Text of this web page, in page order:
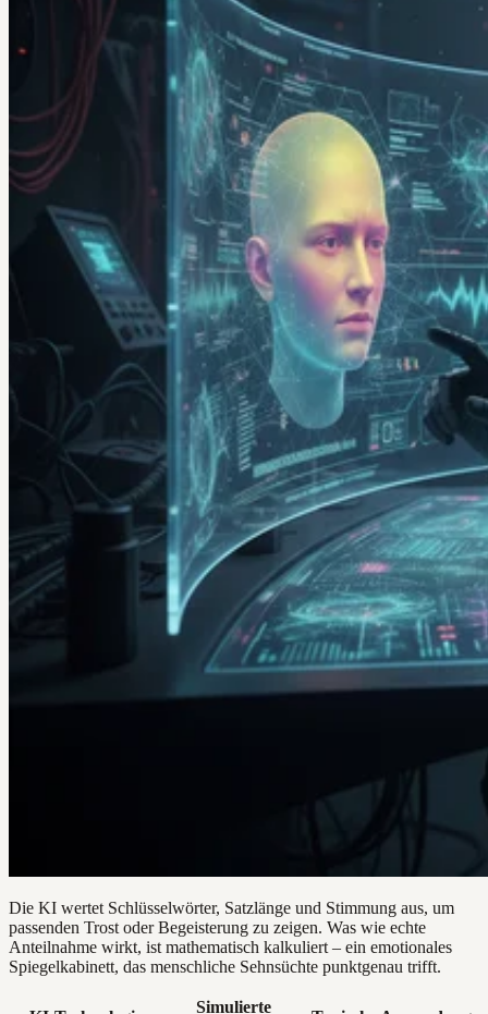
Die KI wertet Schlüsselwörter, Satzlänge und Stimmung aus, um
passenden Trost oder Begeisterung zu zeigen. Was wie echte
Anteilnahme wirkt, ist mathematisch kalkuliert – ein emotionales
Spiegelkabinett, das menschliche Sehnsüchte punktgenau trifft.
Simulierte